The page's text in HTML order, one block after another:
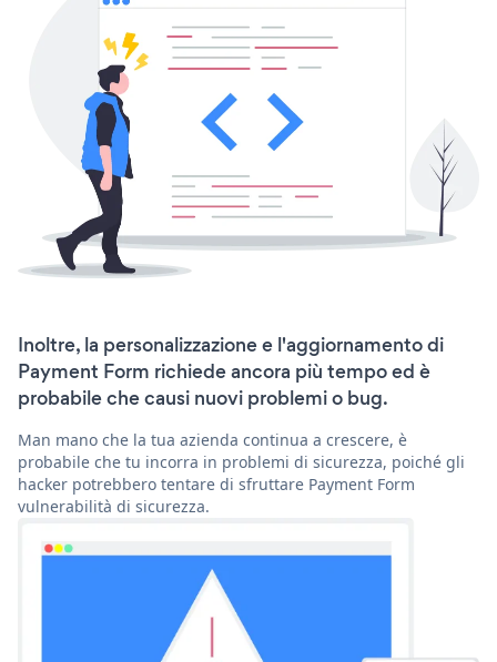
Inoltre, la personalizzazione e l'aggiornamento di
Payment Form richiede ancora più tempo ed è
probabile che causi nuovi problemi o bug.
Man mano che la tua azienda continua a crescere, è
probabile che tu incorra in problemi di sicurezza, poiché gli
hacker potrebbero tentare di sfruttare Payment Form
vulnerabilità di sicurezza.